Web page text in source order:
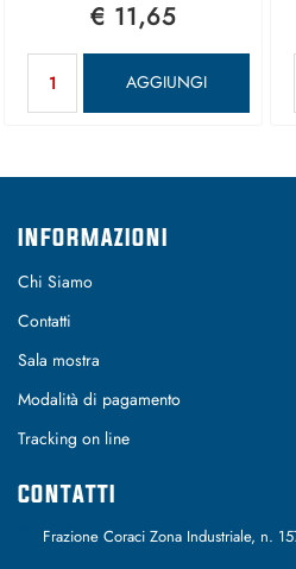
€ 11,65
AGGIUNGI
INFORMAZIONI
Chi Siamo
Contatti
Sala mostra
Modalità di pagamento
Tracking on line
CONTATTI
Frazione Coraci Zona Industriale, n.